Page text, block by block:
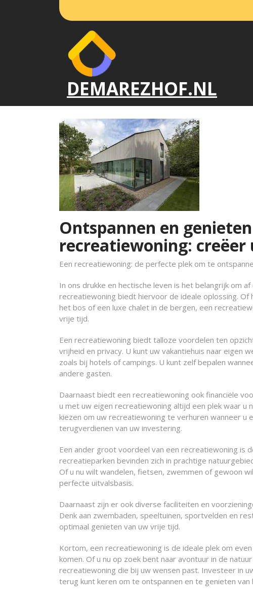
DEMAREZHOF.NL
Ontspannen en
recreatiewoning:
Een recreatiewoning: de perfecte plek om te
In ons drukke en hectische leven is het belangrijk om
recreatiewoning biedt hiervoor de ideale oplossing. Of
het bos of een luxe chalet in de bergen, een
vrije tijd.
Een recreatiewoning biedt talloze voordelen ten
vrijheid en privacy. U kunt uw vakantiehuis naar eigen
zoals bij hotels of campings. U kunt zelf bepalen
andere gasten.
Daarnaast biedt een recreatiewoning ook financiële
u met uw eigen recreatiewoning altijd een plek waar
kiezen om uw recreatiewoning te verhuren wanneer u
terugverdienen van uw investering.
Een ander groot voordeel van een recreatiewoning is
recreatieparken bevinden zich in prachtige
Of u nu wilt wandelen, fietsen, zwemmen of gewoon
perfecte uitvalsbasis.
Daarnaast zijn er ook diverse faciliteiten en
Denk aan zwembaden, speeltuinen, sportvelden en
optimaal genieten van uw vrije tijd.
Kortom, een recreatiewoning is de ideale plek om
komen. Of u nu op zoek bent naar avontuur in de
recreatiewoning die bij uw wensen past. Investeer in
terug kunt keren om te ontspannen en te genieten van